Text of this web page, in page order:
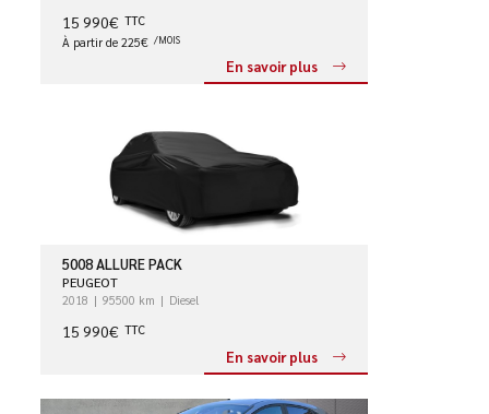
15 990€ TTC
À partir de 225€ /MOIS
En savoir plus
5008 ALLURE PACK
PEUGEOT
2018 95500 km Diesel
15 990€ TTC
En savoir plus